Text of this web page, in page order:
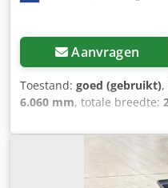
Aanvragen
Toestand: goed (gebruikt),
6.060 mm, totale breedte:
, = Extra opties en
Ueck - ADR =
25.000 liter / 1
stoomverwarming CSC: